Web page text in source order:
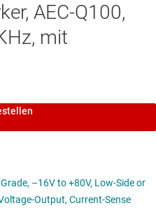
AEC-Q100,
mit
–16V to +80V, Low-Side or